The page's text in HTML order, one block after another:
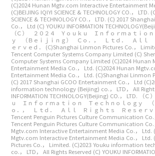
(C)2024 Hunan Mgtv.com Interactive Entertainment
(C)BEIJING IQIYI SCIENCE & TECHNOLOGY CO.， LTD.
SCIENCE & TECHNOLOGY CO.， LTD. (C) 2017
Co.， Ltd (C) YOUKU INFORMATION
（Ｃ） ２０２４ Ｙｏｕｋｕ Ｉｎｆｏｒｍａｔｉｏ
ｙ （Ｂｅｉｊｉｎｇ） Ｃｏ．， Ｌｔｄ． Ａｌｌ
ｅｒｖｅｄ． (C)Shanghai Linmon Pictures Co.，
Tencent Computer Systems Company Limited (C)
Computer Systems Company Limited (C)2024 Hunan
Entertainment Media Co.， Ltd. (C)2024 Hunan
Entertainment Media Co.， Ltd. (C)Shanghai Linmon
(C) 2017 Shanghai GCOO Entertainment Co.， Ltd
information technology (Beijing) co.， LTD， All
INFORMATION TECHNOLOGY(Beijing) CO.， LTD.
（
ｕ Ｉｎｆｏｒｍａｔｉｏｎ Ｔｅｃｈｎｏｌｏｇｙ
ｏ．， Ｌｔｄ． Ａｌｌ Ｒｉｇｈｔｓ Ｒｅｓｅｒｖ
Tencent Penguin Pictures Culture Communication Co.
Tencent Penguin Pictures Culture Communication Co.
Mgtv.com Interactive Entertainment Media Co.， Ltd.
Mgtv.com Interactive Entertainment Media Co.， Ltd.
Pictures Co.， Limited. (C)2023 Youku information
co.， LTD， All Rights Reserved (C) YOUKU